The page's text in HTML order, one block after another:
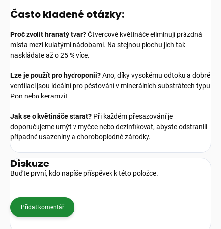
Často kladené otázky:
Proč zvolit hranatý tvar?Čtvercové květináče eliminují prázdná
místa mezi kulatými nádobami. Na stejnou plochu jich tak
naskládáte až o 25 % více.
Lze je použít pro hydroponii?Ano, díky vysokému odtoku a dobré
ventilaci jsou ideální pro pěstování v minerálních substrátech typu
Pon nebo keramzit.
Jak se o květináče starat? Při každém přesazování je
doporučujeme umýt v myčce nebo dezinfikovat, abyste odstranili
případné usazeniny a choroboplodné zárodky.
Diskuze
Buďte první, kdo napíše příspěvek k této položce.
Přidat komentář